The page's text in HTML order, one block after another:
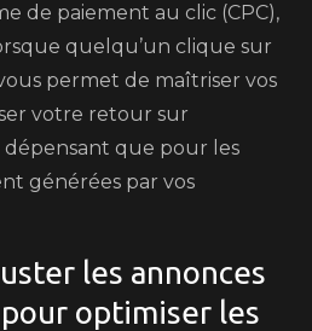
de paiement au clic (CPC),
quelqu’un clique sur
permet de maîtriser vos
votre retour sur
dépensant que pour les
générées par vos
les annonces
optimiser les